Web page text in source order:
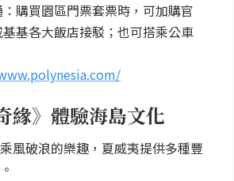
購買園區門票套票時，可加購官
基各大飯店接駁；也可搭乘公車
緣》體驗海島文化
風破浪的樂趣，夏威夷提供多種豐